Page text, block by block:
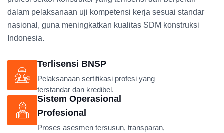
dalam pelaksanaan uji kompetensi kerja sesuai standar
nasional, guna meningkatkan kualitas SDM konstruksi
Indonesia.
Terlisensi BNSP
Pelaksanaan sertifikasi profesi yang
terstandar dan kredibel.
Sistem Operasional
Profesional
Proses asesmen tersusun, transparan,